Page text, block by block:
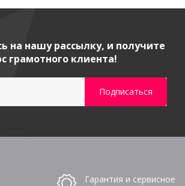
на нашу рассылку, и получите
грамотного клиента!
Гарантия и сервисное